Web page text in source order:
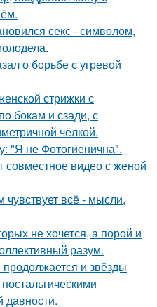
секс - символом,
о борьбе с угревой
стрижки с
бокам и сзади, с
чёлкой.
"Я не Фотогиенична".
совместное видео с женой
всё - мысли,
не хочется, а порой и
разум.
и звёзды
давности.